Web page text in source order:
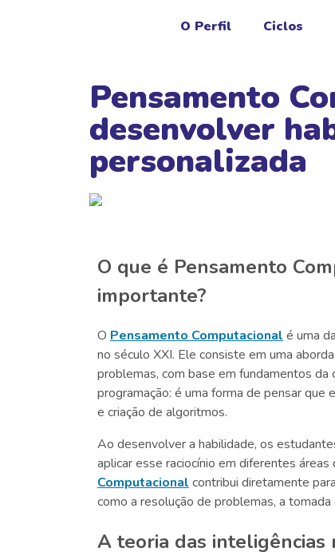
O Perfil Ciclos
Pensamento
desenvolver
personalizada
O que é Pensamento
importante?
O Pensamento Computacional é uma
no século XXI. Ele consiste em uma
problemas, com base em fundamentos da
programação: é uma forma de pensar
e criação de algoritmos.
Ao desenvolver a habilidade, os
aplicar esse raciocínio em diferentes
Computacional contribui diretamente
como a resolução de problemas, a
A teoria das inteligências